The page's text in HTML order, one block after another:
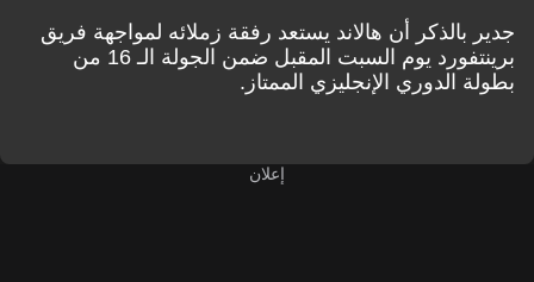
جدير بالذكر أن هالاند يستعد رفقة زملائه لمواجهة فريق
برينتفورد يوم السبت المقبل ضمن الجولة الـ 16 من
بطولة الدوري الإنجليزي الممتاز.
إعلان